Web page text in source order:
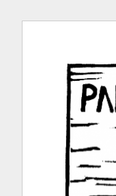
conteúdo